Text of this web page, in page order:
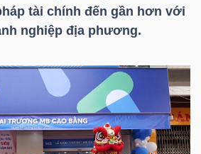
tài chính đến gần hơn với
nghiệp địa phương.